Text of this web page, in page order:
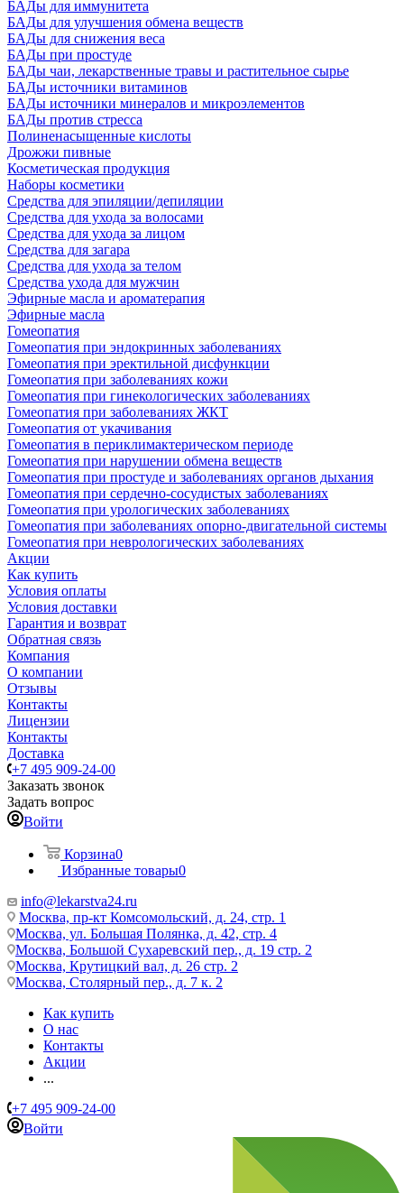
БАДы для иммунитета
БАДы для улучшения обмена веществ
БАДы для снижения веса
БАДы при простуде
БАДы чаи, лекарственные травы и растительное сырье
БАДы источники витаминов
БАДы источники минералов и микроэлементов
БАДы против стресса
Полиненасыщенные кислоты
Дрожжи пивные
Косметическая продукция
Наборы косметики
Средства для эпиляции/депиляции
Средства для ухода за волосами
Средства для ухода за лицом
Средства для загара
Средства для ухода за телом
Средства ухода для мужчин
Эфирные масла и ароматерапия
Эфирные масла
Гомеопатия
Гомеопатия при эндокринных заболеваниях
Гомеопатия при эректильной дисфункции
Гомеопатия при заболеваниях кожи
Гомеопатия при гинекологических заболеваниях
Гомеопатия при заболеваниях ЖКТ
Гомеопатия от укачивания
Гомеопатия в периклимактерическом периоде
Гомеопатия при нарушении обмена веществ
Гомеопатия при простуде и заболеваниях органов дыхания
Гомеопатия при сердечно-сосудистых заболеваниях
Гомеопатия при урологических заболеваниях
Гомеопатия при заболеваниях опорно-двигательной системы
Гомеопатия при неврологических заболеваниях
Акции
Как купить
Условия оплаты
Условия доставки
Гарантия и возврат
Обратная связь
Компания
О компании
Отзывы
Контакты
Лицензии
Контакты
Доставка
+7 495 909-24-00
Заказать звонок
Задать вопрос
Войти
Корзина0
Избранные товары0
info@lekarstva24.ru
Москва, пр-кт Комсомольский, д. 24, стр. 1
Москва, ул. Большая Полянка, д. 42, стр. 4
Москва, Большой Сухаревский пер., д. 19 стр. 2
Москва, Крутицкий вал, д. 26 стр. 2
Москва, Столярный пер., д. 7 к. 2
Как купить
О нас
Контакты
Акции
...
+7 495 909-24-00
Войти